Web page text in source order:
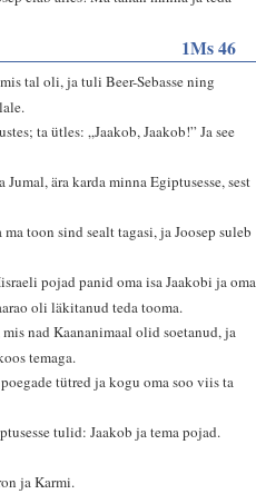
1Ms 46
tal oli, ja tuli Beer-Sebasse ning
ta ütles: „Jaakob, Jaakob!” Ja see
ära karda minna Egiptusesse, sest
toon sind sealt tagasi, ja Joosep suleb
pojad panid oma isa Jaakobi ja oma
oli läkitanud teda tooma.
nad Kaananimaal olid soetanud, ja
temaga.
tütred ja kogu oma soo viis ta
tulid: Jaakob ja tema pojad.
ja Karmi.